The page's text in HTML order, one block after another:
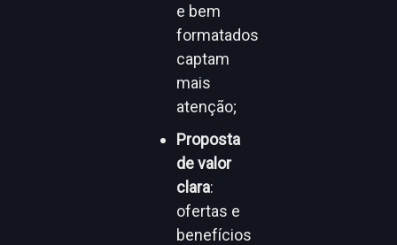
e bem
formatados
captam
mais
atenção;
Proposta
de valor
clara:
ofertas e
benefícios